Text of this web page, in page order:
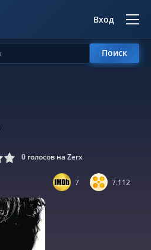
Вход
Поиск
0 голосов на Zerx
7 7.112